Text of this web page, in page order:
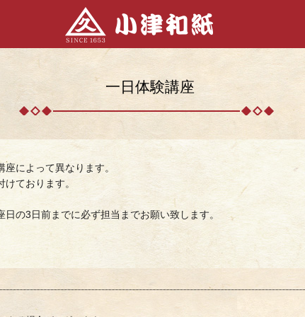
一日体験講座
によって異なります。
ております。
の3日前までに必ず担当までお願い致します。